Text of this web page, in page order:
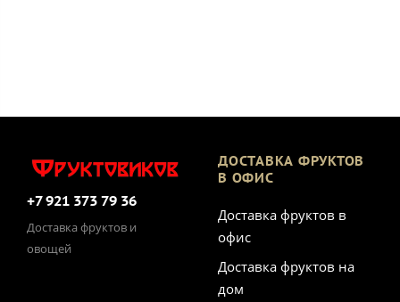
+7 921 373 79 36
Доставка фруктов и
овощей
ДОСТАВКА ФРУКТОВ
В ОФИС
Доставка фруктов в
офис
Доставка фруктов на
дом